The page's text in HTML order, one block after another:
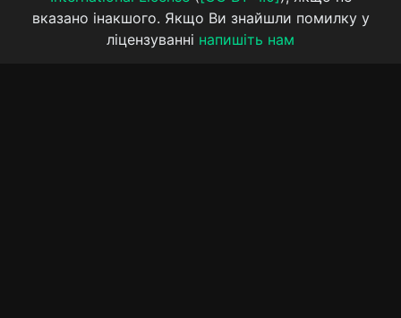
вказано інакшого. Якщо Ви знайшли помилку у
ліцензуванні напишіть нам